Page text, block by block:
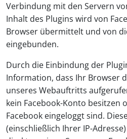
Verbindung mit den Servern
Inhalt des Plugins wird von
Browser übermittelt und von
eingebunden.
Durch die Einbindung der
Information, dass Ihr Browser
unseres Webauftritts
kein Facebook-Konto besitzen
Facebook eingeloggt sind.
(einschließlich Ihrer IP-